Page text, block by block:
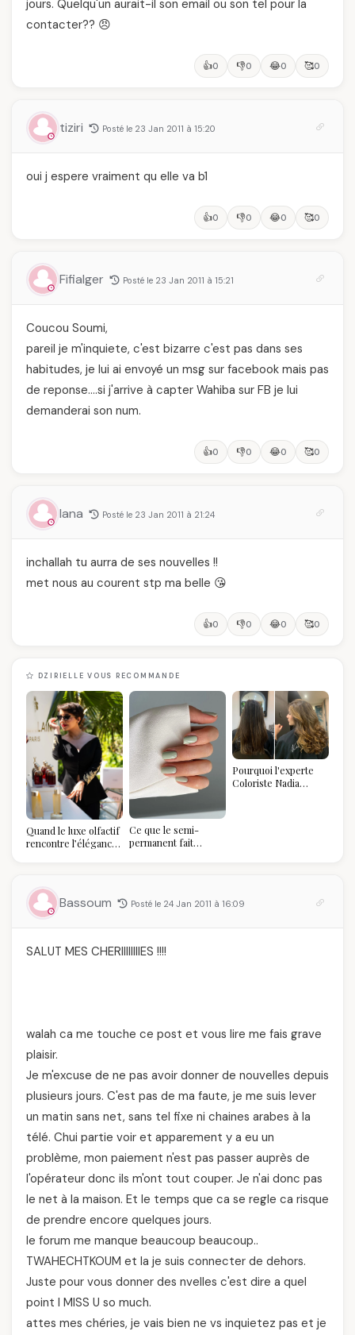
jours. Quelqu'un aurait-il son email ou son tel pour la
contacter?? 😠
👍0 👎0 😂0 🥰0
tiziri Posté le 23 Jan 2011 à 15:20
oui j espere vraiment qu elle va b1
👍0 👎0 😂0 🥰0
Fifialger Posté le 23 Jan 2011 à 15:21
Coucou Soumi,
pareil je m'inquiete, c'est bizarre c'est pas dans ses
habitudes, je lui ai envoyé un msg sur facebook mais pas
de reponse….si j'arrive à capter Wahiba sur FB je lui
demanderai son num.
👍0 👎0 😂0 🥰0
lana Posté le 23 Jan 2011 à 21:24
inchallah tu aurra de ses nouvelles !!
met nous au courent stp ma belle 😘
👍0 👎0 😂0 🥰0
DZIRIELLE VOUS RECOMMANDE
Quand le luxe olfactif
rencontre l’élégance
temps
Ce que le semi-
permanent fait
Pourquoi l'experte
Coloriste Nadia
Bassoum Posté le 24 Jan 2011 à 16:09
SALUT MES CHERIIIIIIIIES !!!!
walah ca me touche ce post et vous lire me fais grave
plaisir.
Je m'excuse de ne pas avoir donner de nouvelles depuis
plusieurs jours. C'est pas de ma faute, je me suis lever
un matin sans net, sans tel fixe ni chaines arabes à la
télé. Chui partie voir et apparement y a eu un
problème, mon paiement n'est pas passer auprès de
l'opérateur donc ils m'ont tout couper. Je n'ai donc pas
le net à la maison. Et le temps que ca se regle ca risque
de prendre encore quelques jours.
le forum me manque beaucoup beaucoup..
TWAHECHTKOUM et la je suis connecter de dehors.
Juste pour vous donner des nvelles c'est dire a quel
point I MISS U so much.
attes mes chéries, je vais bien ne vs inquietez pas et je